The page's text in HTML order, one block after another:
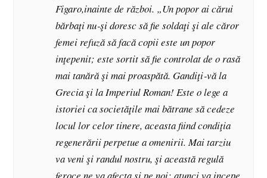
Figaro,inainte de război. „Un popor ai cărui
bărbaţi nu‑şi doresc să fie soldaţi şi ale căror
femei refuză să facă copii este un popor
inţepenit; este sortit să fie controlat de o rasă
mai tanără şi mai proaspătă. Gandiţi‑vă la
Grecia şi la Imperiul Roman! Este o lege a
istoriei ca societăţile mai bătrane să cedeze
locul lor celor tinere, aceasta fiind condiţia
regenerării perpetue a omenirii. Mai tarziu
va veni şi randul nostru, şi această regulă